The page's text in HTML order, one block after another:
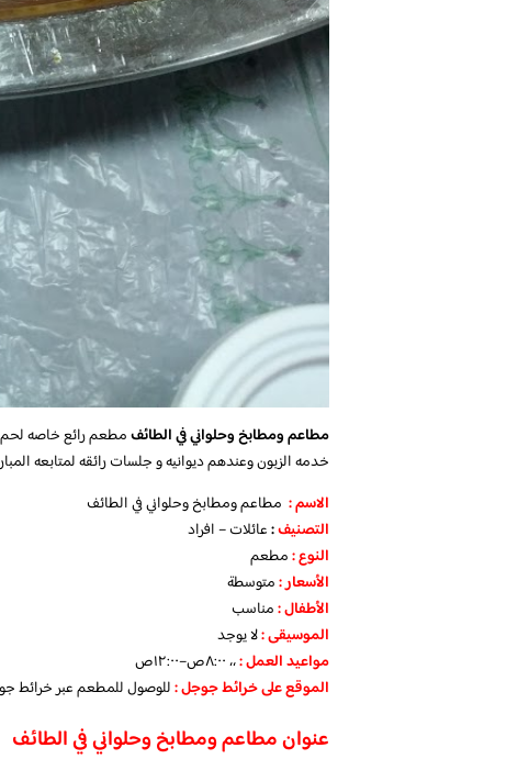
مطاعم ومطابخ وحلواني في الطائفمطعم رائع خاصه لحم
خدمه الزبون وعندهم ديوانيه و جلسات رائقه لمتابعه
الاسم : مطاعم ومطابخ وحلواني في الطائف
التصنيف:عائلات – افراد
النوع :مطعم
الأسعار:متوسطة
الأطفال:مناسب
الموسيقى :لا يوجد
مواعيد العمل :،، ٨:٠٠ص–١٢:٠٠ص
الموقع على خرائط جوجل:للوصول للمطعم عبر خرائط
عنوان مطاعم ومطابخ وحلواني في الطائف